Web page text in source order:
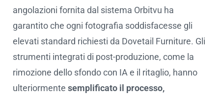
angolazioni fornita dal sistema Orbitvu ha
garantito che ogni fotografia soddisfacesse gli
elevati standard richiesti da Dovetail Furniture. Gli
strumenti integrati di post-produzione, come la
rimozione dello sfondo con IA e il ritaglio, hanno
ulteriormente semplificato il processo,